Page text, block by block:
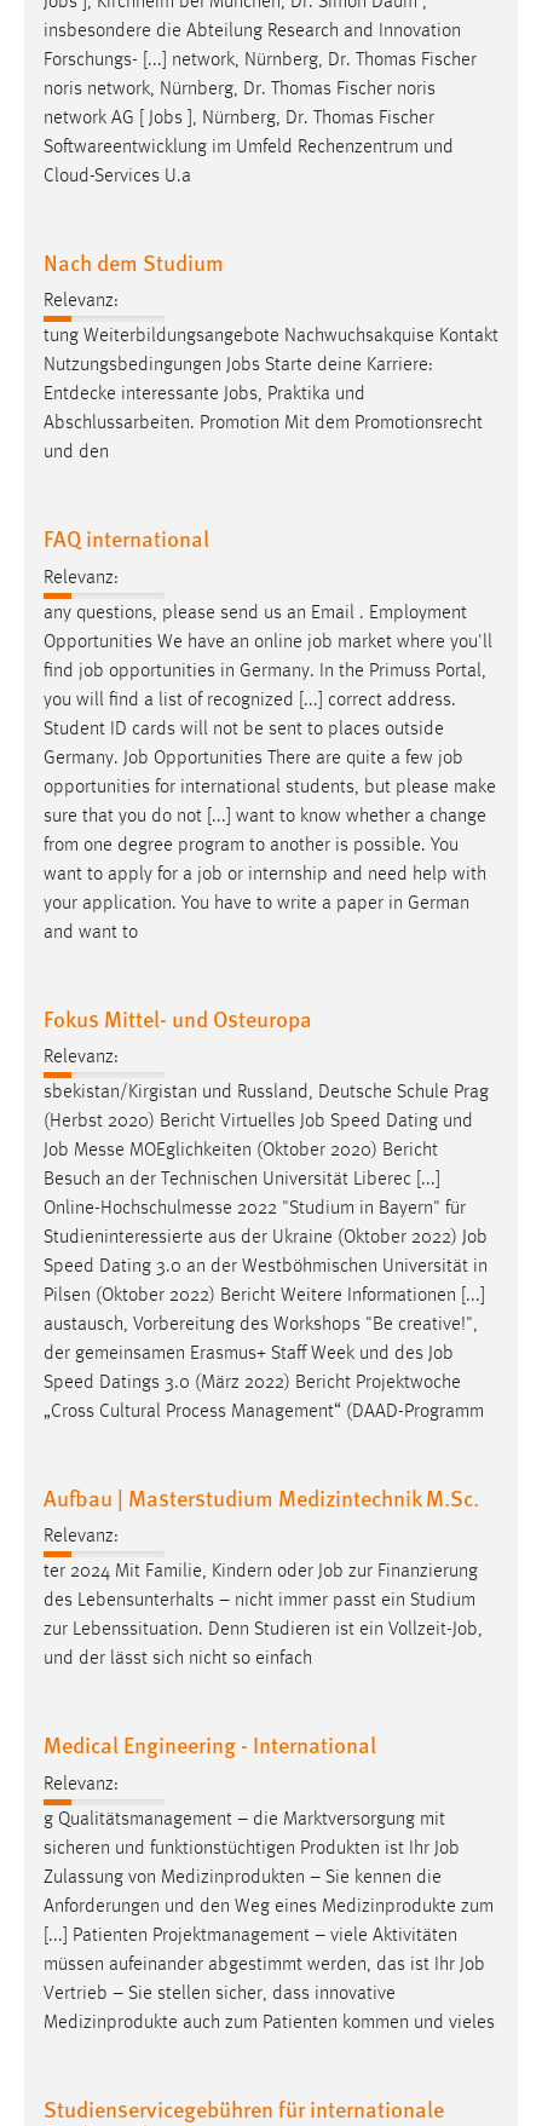
insbesondere die Abteilung Research and Innovation
Forschungs- [...] network, Nürnberg, Dr. Thomas Fischer
noris network, Nürnberg, Dr. Thomas Fischer noris
network AG [ Jobs ], Nürnberg, Dr. Thomas Fischer
Softwareentwicklung im Umfeld Rechenzentrum und
Cloud-Services U.a
Nach dem Studium
Relevanz:
tung Weiterbildungsangebote Nachwuchsakquise Kontakt
Nutzungsbedingungen Jobs Starte deine Karriere:
Entdecke interessante Jobs, Praktika und
Abschlussarbeiten. Promotion Mit dem Promotionsrecht
und den
FAQ international
Relevanz:
any questions, please send us an Email . Employment
Opportunities We have an online job market where you'll
find job opportunities in Germany. In the Primuss Portal,
you will find a list of recognized [...] correct address.
Student ID cards will not be sent to places outside
Germany. Job Opportunities There are quite a few job
opportunities for international students, but please make
sure that you do not [...] want to know whether a change
from one degree program to another is possible. You
want to apply for a job or internship and need help with
your application. You have to write a paper in German
and want to
Fokus Mittel- und Osteuropa
Relevanz:
sbekistan/Kirgistan und Russland, Deutsche Schule Prag
(Herbst 2020) Bericht Virtuelles Job Speed Dating und
Job Messe MOEglichkeiten (Oktober 2020) Bericht
Besuch an der Technischen Universität Liberec [...]
Online-Hochschulmesse 2022 "Studium in Bayern" für
Studieninteressierte aus der Ukraine (Oktober 2022) Job
Speed Dating 3.0 an der Westböhmischen Universität in
Pilsen (Oktober 2022) Bericht Weitere Informationen [...]
austausch, Vorbereitung des Workshops "Be creative!",
der gemeinsamen Erasmus+ Staff Week und des Job
Speed Datings 3.0 (März 2022) Bericht Projektwoche
„Cross Cultural Process Management“ (DAAD-Programm
Aufbau | Masterstudium Medizintechnik M.Sc.
Relevanz:
ter 2024 Mit Familie, Kindern oder Job zur Finanzierung
des Lebensunterhalts – nicht immer passt ein Studium
zur Lebenssituation. Denn Studieren ist ein Vollzeit-Job,
und der lässt sich nicht so einfach
Medical Engineering - International
Relevanz:
g Qualitätsmanagement – die Marktversorgung mit
sicheren und funktionstüchtigen Produkten ist Ihr Job
Zulassung von Medizinprodukten – Sie kennen die
Anforderungen und den Weg eines Medizinprodukte zum
[...] Patienten Projektmanagement – viele Aktivitäten
müssen aufeinander abgestimmt werden, das ist Ihr Job
Vertrieb – Sie stellen sicher, dass innovative
Medizinprodukte auch zum Patienten kommen und vieles
Studienservicegebühren für internationale
Conversion-Tracking
Cookie Laufzeit:
3 Monate
Facebook Pixel
Zweck:
Conversion-Tracking
Cookie Laufzeit:
3 Monate
EXTERNE MEDIEN
Um Inhalte von Videoplattformen und Social Media
Plattformen anzeigen zu können, werden von diesen
externen Medien Cookies gesetzt.
YouTube
Vimeo